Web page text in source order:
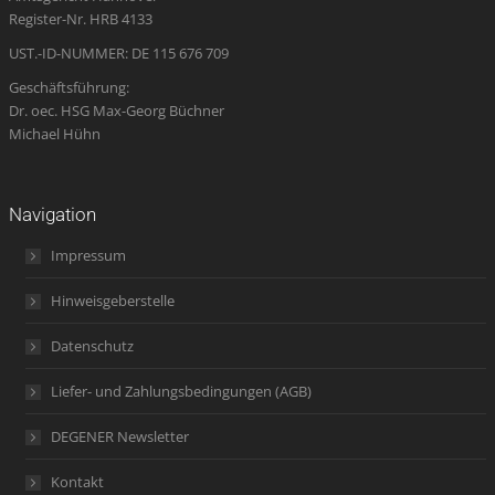
Register-Nr. HRB 4133
UST.-ID-NUMMER: DE 115 676 709
Geschäftsführung:
Dr. oec. HSG Max-Georg Büchner
Michael Hühn
Navigation
Impressum
Hinweisgeberstelle
Datenschutz
Liefer- und Zahlungsbedingungen (AGB)
DEGENER Newsletter
Kontakt